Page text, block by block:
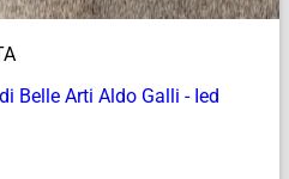
Belle Arti Aldo Galli - Ied